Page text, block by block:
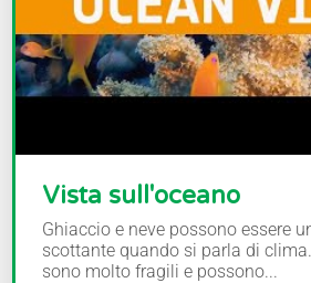
Vista sull'oceano
Ghiaccio e neve possono essere
scottante quando si parla di
sono molto fragili e possono...